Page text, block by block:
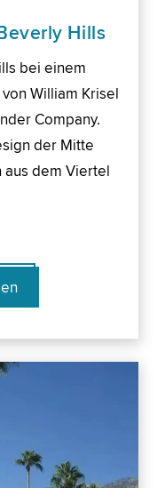
Hills
bei einem
William Krisel
Company.
der Mitte
aus dem Viertel